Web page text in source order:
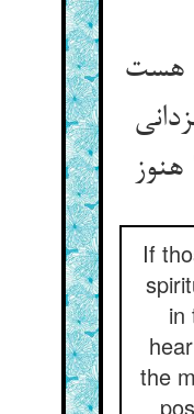
هست
If
in
the